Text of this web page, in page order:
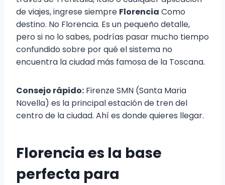
de viajes, ingrese siempre Florencia Como
destino. No Florencia. Es un pequeño detalle,
pero si no lo sabes, podrías pasar mucho tiempo
confundido sobre por qué el sistema no
encuentra la ciudad más famosa de la Toscana.
Consejo rápido: Firenze SMN (Santa Maria
Novella) es la principal estación de tren del
centro de la ciudad. Ahí es donde quieres llegar.
Florencia es la base
perfecta para